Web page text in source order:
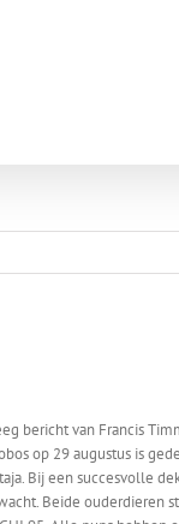
bericht van Francis
op 29 augustus is
Bij een succesvolle
Beide ouderdieren